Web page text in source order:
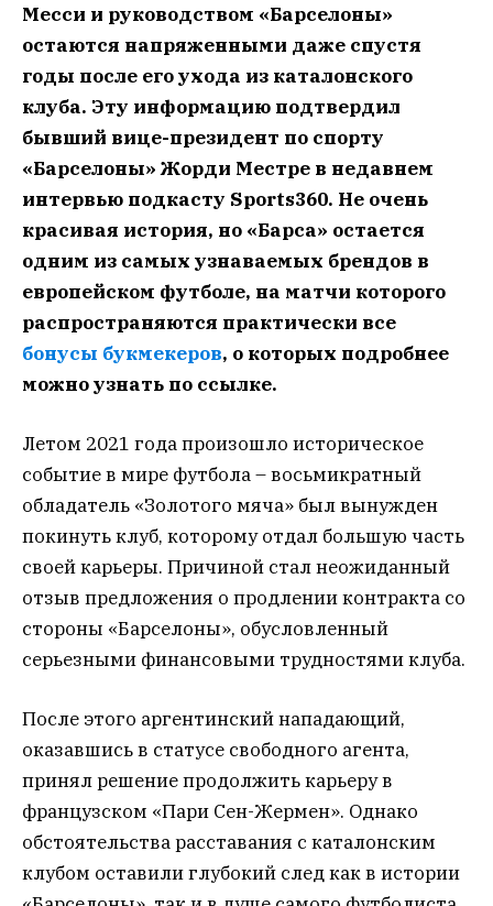
Месси и руководством «Барселоны»
остаются напряженными даже спустя
годы после его ухода из каталонского
клуба. Эту информацию подтвердил
бывший вице-президент по спорту
«Барселоны» Жорди Местре в недавнем
интервью подкасту Sports360. Не очень
красивая история, но «Барса» остается
одним из самых узнаваемых брендов в
европейском футболе, на матчи которого
распространяются практически все
бонусы букмекеров, о которых подробнее
можно узнать по ссылке.
Летом 2021 года произошло историческое
событие в мире футбола – восьмикратный
обладатель «Золотого мяча» был вынужден
покинуть клуб, которому отдал большую часть
своей карьеры. Причиной стал неожиданный
отзыв предложения о продлении контракта со
стороны «Барселоны», обусловленный
серьезными финансовыми трудностями клуба.
После этого аргентинский нападающий,
оказавшись в статусе свободного агента,
принял решение продолжить карьеру в
французском «Пари Сен-Жермен». Однако
обстоятельства расставания с каталонским
клубом оставили глубокий след как в истории